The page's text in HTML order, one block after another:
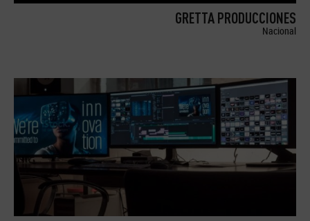
GRETTA PRODUCCIONES
Nacional